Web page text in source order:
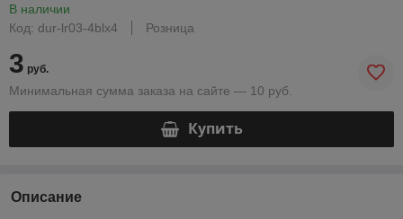
В наличии
Код: dur-lr03-4blx4
Розница
3 руб.
Минимальная сумма заказа на сайте — 10 руб.
Купить
Описание